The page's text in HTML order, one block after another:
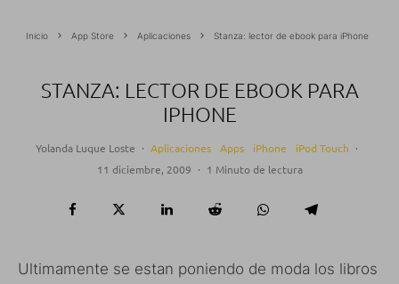
Inicio App Store Aplicaciones Stanza: lector de ebook para iPhone
STANZA: LECTOR DE EBOOK PARA
IPHONE
Yolanda Luque Loste · Aplicaciones Apps iPhone iPod Touch ·
11 diciembre, 2009 · 1 Minuto de lectura
Ultimamente se estan poniendo de moda los libros